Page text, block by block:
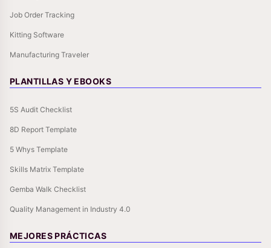
Job Order Tracking
Kitting Software
Manufacturing Traveler
PLANTILLAS Y EBOOKS
5S Audit Checklist
8D Report Template
5 Whys Template
Skills Matrix Template
Gemba Walk Checklist
Quality Management in Industry 4.0
MEJORES PRÁCTICAS